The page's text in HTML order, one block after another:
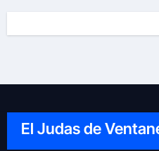
El Judas de